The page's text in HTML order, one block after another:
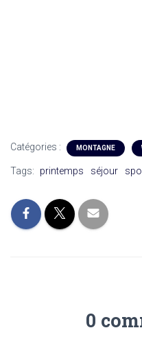
Catégories : MONTAGNE
Tags: printemps séjour
0